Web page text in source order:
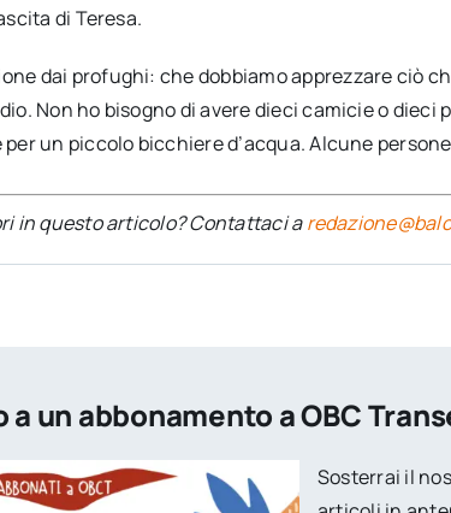
di Teresa.
dai profughi: che dobbiamo apprezzare ciò
Non ho bisogno di avere dieci camicie o dieci
un piccolo bicchiere d’acqua. Alcune
in questo articolo? Contattaci a
a un abbonamento a OBC
Sosterrai il